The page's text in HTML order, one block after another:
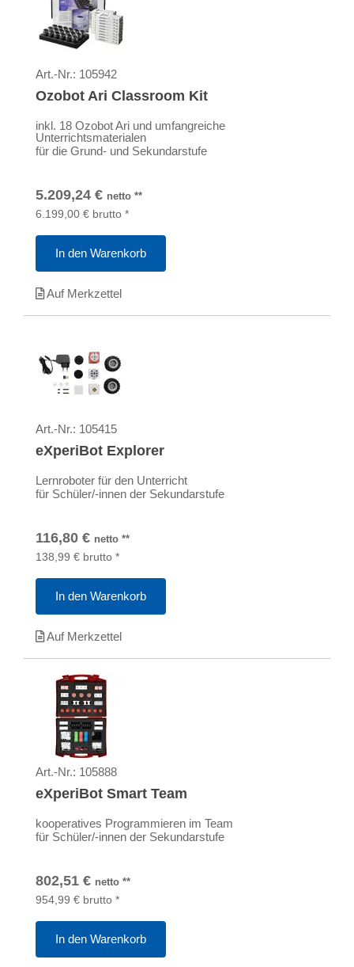
Art.-Nr.: 105942
Ozobot Ari Classroom Kit
inkl. 18 Ozobot Ari und umfangreiche
Unterrichtsmaterialen
für die Grund- und Sekundarstufe
5.209,24 € netto **
6.199,00 € brutto *
In den Warenkorb
Auf Merkzettel
Art.-Nr.: 105415
eXperiBot Explorer
Lernroboter für den Unterricht
für Schüler/-innen der Sekundarstufe
116,80 € netto **
138,99 € brutto *
In den Warenkorb
Auf Merkzettel
Art.-Nr.: 105888
eXperiBot Smart Team
kooperatives Programmieren im Team
für Schüler/-innen der Sekundarstufe
802,51 € netto **
954,99 € brutto *
In den Warenkorb